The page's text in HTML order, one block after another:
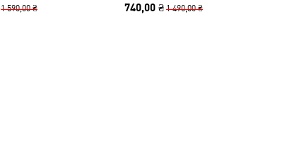
1 590,00 ₴ 740,00 ₴ 1 490,00 ₴